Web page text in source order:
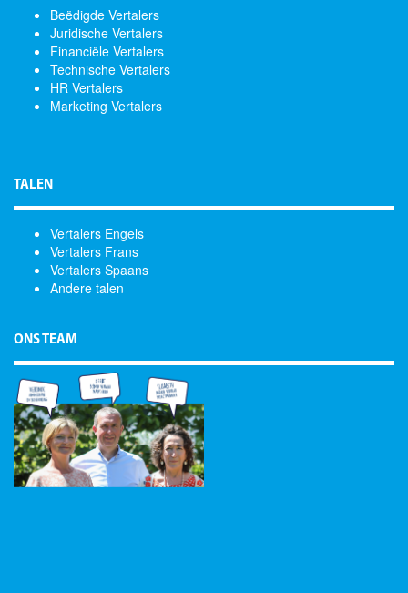
Beëdigde Vertalers
Juridische Vertalers
Financiële Vertalers
Technische Vertalers
HR Vertalers
Marketing Vertalers
TALEN
Vertalers Engels
Vertalers Frans
Vertalers Spaans
Andere talen
ONS TEAM